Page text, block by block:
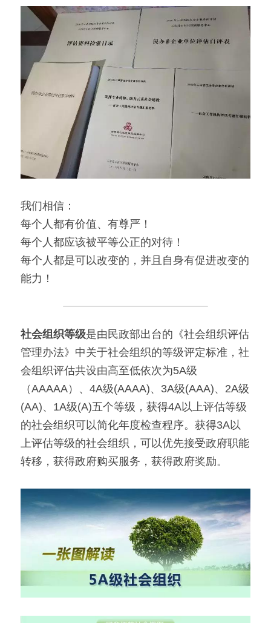
我们相信：
每个人都有价值、有尊严！
每个人都应该被平等公正的对待！
每个人都是可以改变的，并且自身有促进改变的
能力！
社会组织等级是由民政部出台的《社会组织评估
管理办法》中关于社会组织的等级评定标准，社
会组织评估共设由高至低依次为5A级
（AAAAA）、4A级(AAAA)、3A级(AAA)、2A级
(AA)、1A级(A)五个等级，获得4A以上评估等级
的社会组织可以简化年度检查程序。获得3A以
上评估等级的社会组织，可以优先接受政府职能
转移，获得政府购买服务，获得政府奖励。